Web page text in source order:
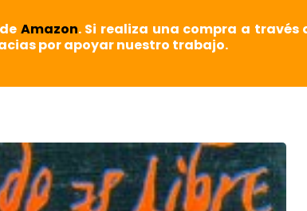
Amazon. Si realiza una compra a
por apoyar nuestro trabajo.